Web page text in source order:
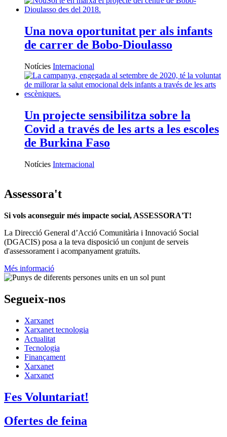
Una nova oportunitat per als infants
de carrer de Bobo-Dioulasso
Notícies Internacional
Un projecte sensibilitza sobre la
Covid a través de les arts a les escoles
de Burkina Faso
Notícies Internacional
Assessora't
Si vols aconseguir més impacte social, ASSESSORA'T!
La Direcció General d’Acció Comunitària i Innovació Social
(DGACIS) posa a la teva disposició un conjunt de serveis
d'assessorament i acompanyament gratuïts.
Més informació
Segueix-nos
Xarxanet
Xarxanet tecnologia
Actualitat
Tecnologia
Finançament
Xarxanet
Xarxanet
Fes Voluntariat!
Ofertes de feina